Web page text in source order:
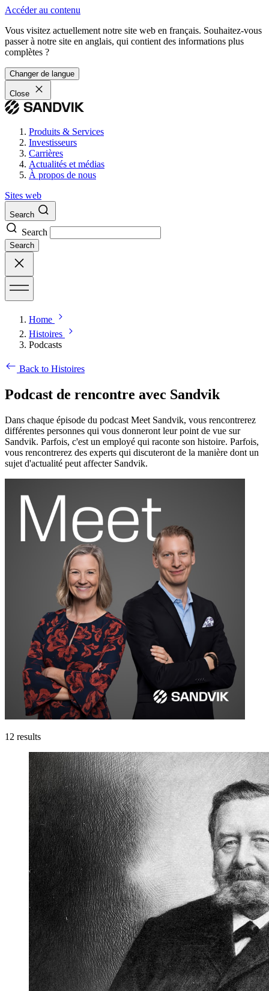
Accéder au contenu
Vous visitez actuellement notre site web en français. Souhaitez-vous
passer à notre site en anglais, qui contient des informations plus
complètes ?
Changer de langue
Close
Produits & Services
Investisseurs
Carrières
Actualités et médias
À propos de nous
Sites web
Search
Search
Search
Home
Histoires
Podcasts
Back to Histoires
Podcast de rencontre avec Sandvik
Dans chaque épisode du podcast Meet Sandvik, vous rencontrerez
différentes personnes qui vous donneront leur point de vue sur
Sandvik. Parfois, c'est un employé qui raconte son histoire. Parfois,
vous rencontrerez des experts qui discuteront de la manière dont un
sujet d'actualité peut affecter Sandvik.
12 results